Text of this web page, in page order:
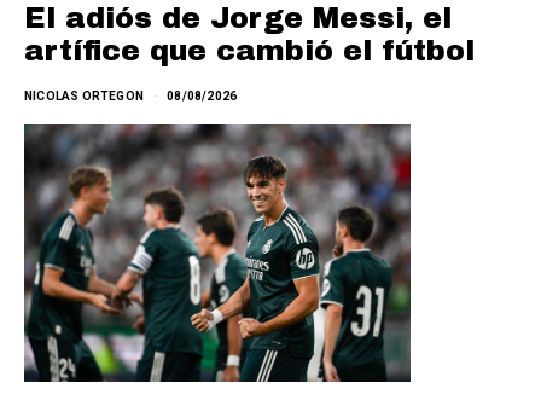
El adiós de Jorge Messi, el
artífice que cambió el fútbol
NICOLAS ORTEGON 08/08/2026